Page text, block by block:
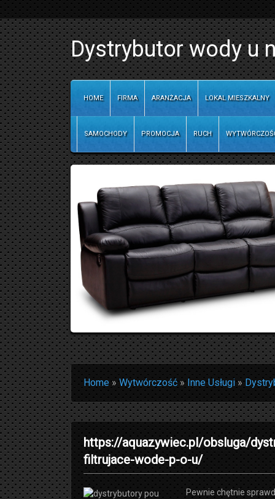
Dystrybutor wody u
HOME FIRMA ARANŻACJA LOKAL MIESZKALNY
SAMOCHODY PROMOCJA RUCH
Home»Wytwórczość» Inne Usługi»
https://aquazywiec.pl/obsluga/
filtrujace-wode-p-o-u/
Pewnie chętnie